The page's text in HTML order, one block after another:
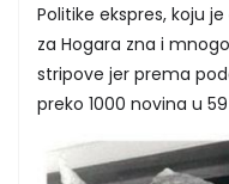
Politike ekspres, koju
za Hogara zna i
stripove jer prema
preko 1000 novina u